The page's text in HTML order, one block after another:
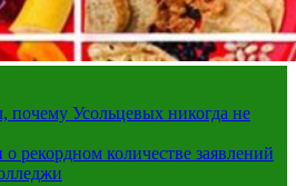
почему Усольцевых никогда не
рекордном количестве заявлений